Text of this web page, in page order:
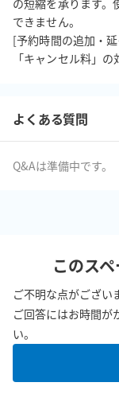
の短縮を承ります。
できません。
[予約時間の追加・
「キャンセル料」
よくある質問
Q&Aは準備中です。
このス
ご不明な点がござい
ご回答にはお時間が
い。